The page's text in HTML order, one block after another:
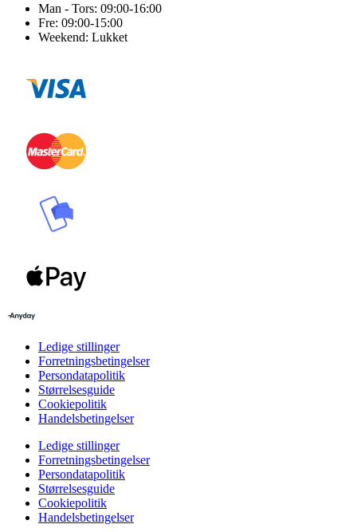
Man - Tors: 09:00-16:00
Fre: 09:00-15:00
Weekend: Lukket
Ledige stillinger
Forretningsbetingelser
Persondatapolitik
Størrelsesguide
Cookiepolitik
Handelsbetingelser
Ledige stillinger
Forretningsbetingelser
Persondatapolitik
Størrelsesguide
Cookiepolitik
Handelsbetingelser